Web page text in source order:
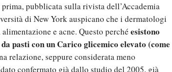
prima, pubblicata sulla rivista dell’Accademia
di New York auspicano che i dermatologi
e acne. Questo perché esistono
pasti con un Carico glicemico elevato (come
relazione, seppure considerata meno
confermato già dallo studio del 2005, già